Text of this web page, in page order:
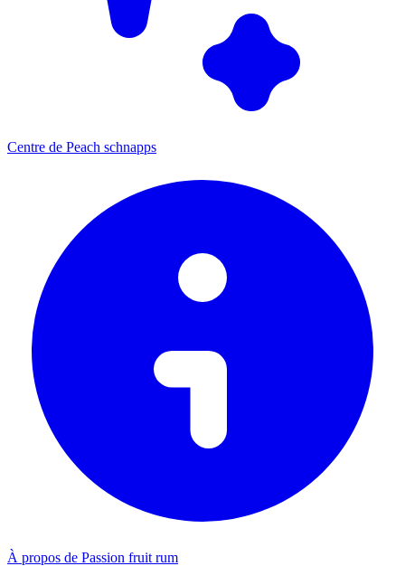
Centre de Peach schnapps
À propos de Passion fruit rum